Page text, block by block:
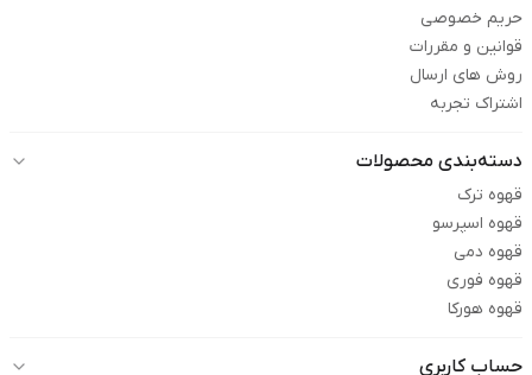
حریم خصوصی
قوانین و مقررات
روش های ارسال
اشتراک تجربه
دسته‌بندی محصولات
قهوه ترک
قهوه اسپرسو
قهوه دمی
قهوه فوری
قهوه هورکا
حساب کاربری